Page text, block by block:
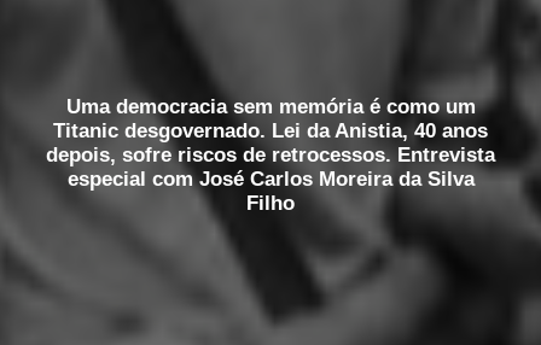
Uma democracia sem memória é como um
Titanic desgovernado. Lei da Anistia, 40 anos
depois, sofre riscos de retrocessos. Entrevista
especial com José Carlos Moreira da Silva
Filho